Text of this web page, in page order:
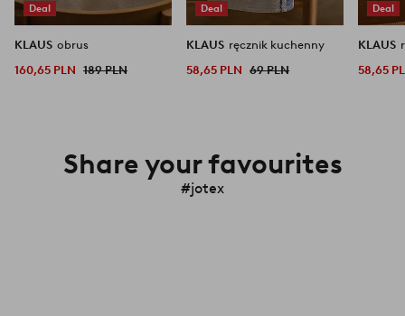
Deal
KLAUS obrus
160,65 PLN 189 PLN
Deal
KLAUS ręcznik kuchenny
58,65 PLN
69 PLN
Deal
KLAUS
58,65
Share your favourites
#jotex